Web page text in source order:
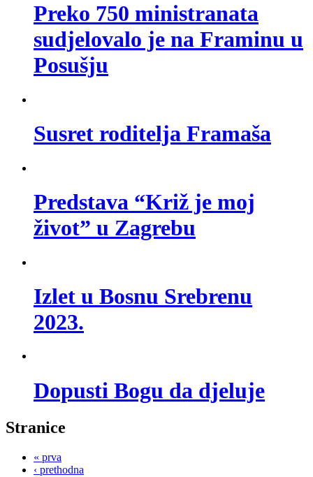
Preko 750 ministranata
sudjelovalo je na Framinu u
Posušju
Susret roditelja Framaša
Predstava “Križ je moj
život” u Zagrebu
Izlet u Bosnu Srebrenu
2023.
Dopusti Bogu da djeluje
Stranice
« prva
‹ prethodna